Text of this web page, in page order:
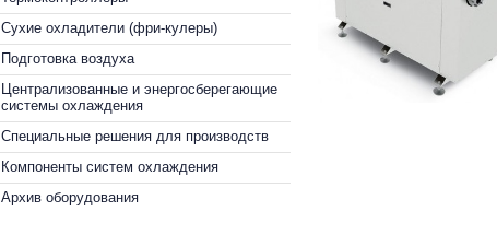
Cухие охладители (фри-кулеры)
Подготовка воздуха
Централизованные и энергосберегающие
системы охлаждения
Специальные решения для производств
Компоненты систем охлаждения
Архив оборудования